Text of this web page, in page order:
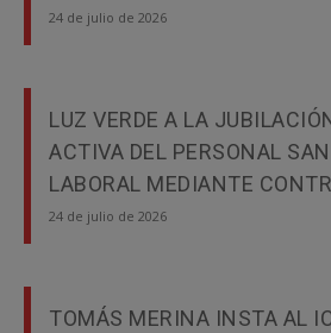
24 de julio de 2026
LUZ VERDE A LA
ACTIVA DEL PERSONAL
LABORAL MEDIANTE
24 de julio de 2026
TOMÁS MERINA INSTA AL